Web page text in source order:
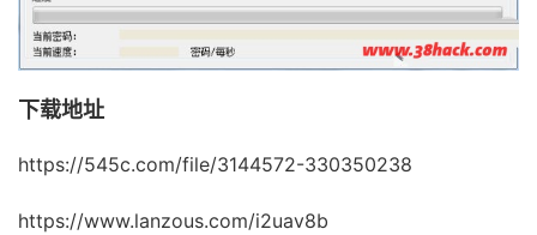
下载地址
https://545c.com/file/3144572-330350238
https://www.lanzous.com/i2uav8b